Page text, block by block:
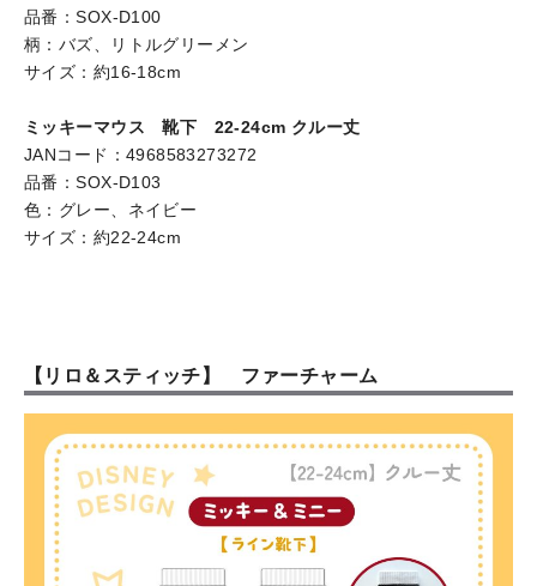
品番：SOX-D100
柄：バズ、リトルグリーメン
サイズ：約16-18cm
ミッキーマウス 靴下 22-24cm クルー丈
JANコード：4968583273272
品番：SOX-D103
色：グレー、ネイビー
サイズ：約22-24cm
【リロ＆スティッチ】 ファーチャーム